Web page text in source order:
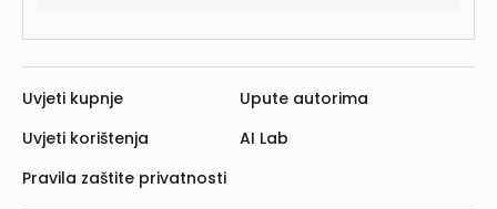
Uvjeti kupnje
Uvjeti korištenja
Pravila zaštite privatnosti
Upute autorima
AI Lab